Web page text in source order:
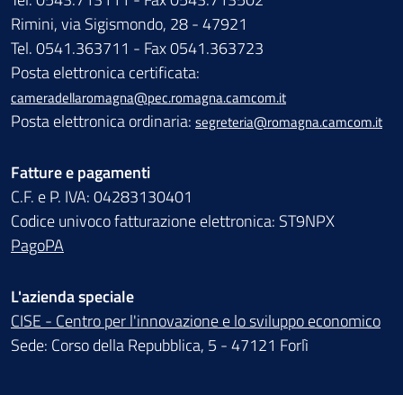
Rimini, via Sigismondo, 28 - 47921
Tel. 0541.363711 - Fax 0541.363723
Posta elettronica certificata:
cameradellaromagna@pec.romagna.camcom.it
Posta elettronica ordinaria: segreteria@romagna.camcom.it
Fatture e pagamenti
C.F. e P. IVA: 04283130401
Codice univoco fatturazione elettronica: ST9NPX
PagoPA
L'azienda speciale
CISE - Centro per l'innovazione e lo sviluppo economico
Sede: Corso della Repubblica, 5 - 47121 Forlì